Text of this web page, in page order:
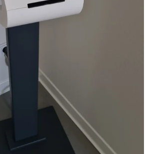
la Prade
South of France